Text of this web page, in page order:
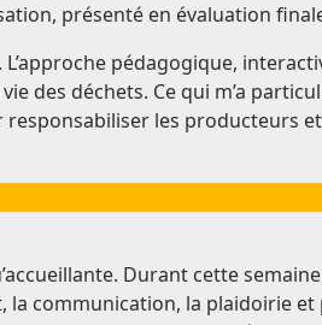
présenté en évaluation
pédagogique,
des déchets. Ce qui m’a
les producteurs
Durant cette
communication, la plaidoirie